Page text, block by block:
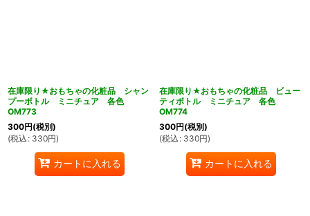
在庫限り★おもちゃの化粧品 シャン
プーボトル ミニチュア 各色
OM773
300円(税別)
(税込 : 330円)
カートに入れる
在庫限り★おもちゃの化粧品 ビュー
ティボトル ミニチュア 各色
OM774
300円(税別)
(税込 : 330円)
カートに入れる